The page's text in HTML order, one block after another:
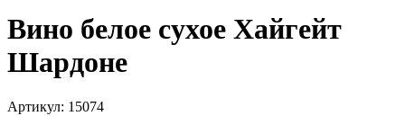
Вино белое сухое Хайгейт
Шардоне
Артикул: 15074